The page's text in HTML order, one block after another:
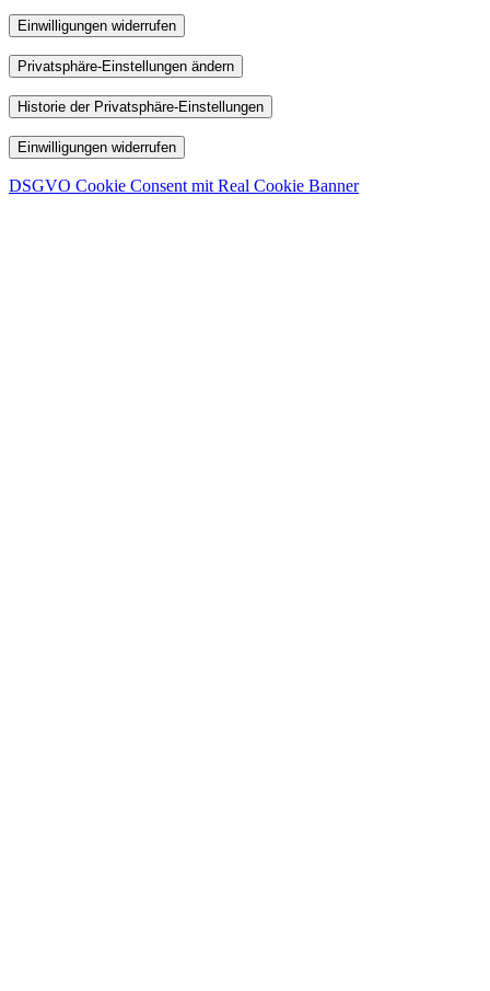
Einwilligungen widerrufen
Privatsphäre-Einstellungen ändern
Historie der Privatsphäre-Einstellungen
Einwilligungen widerrufen
DSGVO Cookie Consent mit Real Cookie Banner